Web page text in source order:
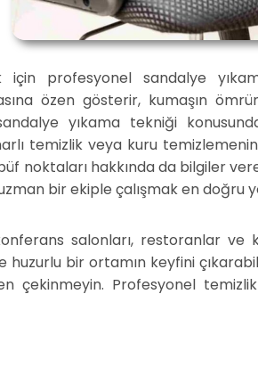
profesyonel sandalye
özen gösterir, kumaşın
yıkama tekniği
temizlik veya kuru
noktaları hakkında da bilgiler
bir ekiple çalışmak en doğru
salonları, restoranlar ve
bir ortamın keyfini
Profesyonel